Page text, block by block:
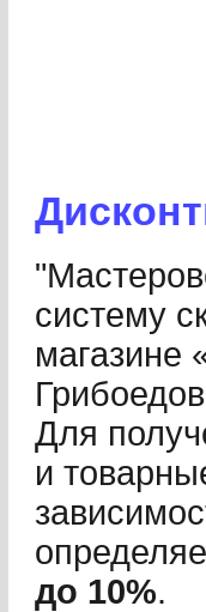
систему
магазине
Для
и
до 10%.